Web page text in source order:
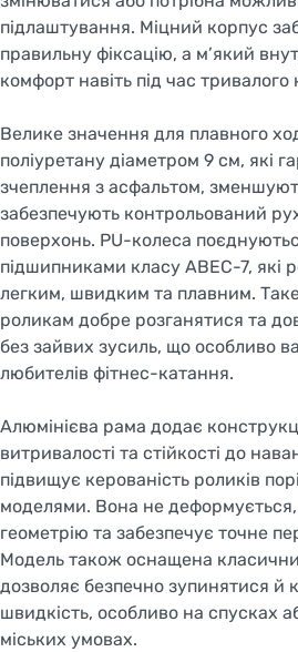
підлаштування. Міцний корпус
правильну фіксацію, а м’який
комфорт навіть під час тривалого
Велике значення для плавного
поліуретану діаметром 9 см, які
зчеплення з асфальтом,
забезпечують контрольований
поверхонь. PU-колеса
підшипниками класу ABEC-7, які
легким, швидким та плавним.
роликам добре розганятися та
без зайвих зусиль, що особливо
любителів фітнес-катання.
Алюмінієва рама додає
витривалості та стійкості до
підвищує керованість роликів
моделями. Вона не
геометрію та забезпечує точне
Модель також оснащена
дозволяє безпечно зупинятися й
швидкість, особливо на спусках
міських умовах.